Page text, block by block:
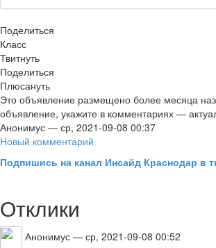
Поделиться
Класс
Твитнуть
Поделиться
Плюсануть
Это объявление размещено более месяца
объявление, укажите в комментариях —
Анонимус — ср, 2021-09-08 00:37
Новый комментарий
Подпишись на канал Инсайд Краснодар в
Отклики
Анонимус — ср, 2021-09-08 00:52